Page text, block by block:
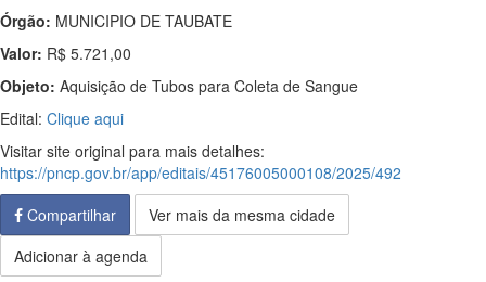
Órgão: MUNICIPIO DE TAUBATE
Valor: R$ 5.721,00
Objeto: Aquisição de Tubos para Coleta de Sangue
Edital: Clique aqui
Visitar site original para mais detalhes:
https://pncp.gov.br/app/editais/45176005000108/2025/492
Compartilhar
Ver mais da mesma cidade
Adicionar à agenda